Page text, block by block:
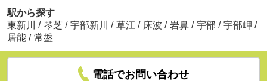
駅から探す
東新川
/ 琴芝 / 宇部新川 / 草江 / 床波 / 岩鼻 / 宇部 / 宇部岬 /
居能 / 常盤
電話でお問い合わせ